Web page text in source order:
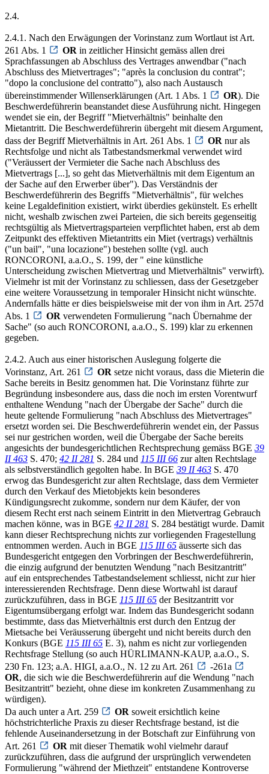
2.4.
2.4.1. Nach den Erwägungen der Vorinstanz zum Wortlaut ist Art.
261 Abs. 1
OR in zeitlicher Hinsicht gemäss allen drei
Sprachfassungen ab Abschluss des Vertrages anwendbar ("nach
Abschluss des Mietvertrages"; "après la conclusion du contrat";
"dopo la conclusione del contratto"), also nach Austausch
übereinstimmender Willenserklärungen (Art. 1 Abs. 1
OR). Die
Beschwerdeführerin beanstandet diese Ausführung nicht. Hingegen
wendet sie ein, der Begriff "Mietverhältnis" beinhalte den
Mietantritt. Die Beschwerdeführerin übergeht mit diesem Argument,
dass der Begriff Mietverhältnis in Art. 261 Abs. 1
OR nur als
Rechtsfolge und nicht als Tatbestandsmerkmal verwendet wird
("Veräussert der Vermieter die Sache nach Abschluss des
Mietvertrags [...], so geht das Mietverhältnis mit dem Eigentum an
der Sache auf den Erwerber über"). Das Verständnis der
Beschwerdeführerin des Begriffs "Mietverhältnis", für welches
keine Legaldefinition existiert, wirkt überdies gekünstelt. Es erhellt
nicht, weshalb zwischen zwei Parteien, die sich bereits gegenseitig
rechtsgültig als Mietvertragsparteien verpflichtet haben, erst ab dem
Zeitpunkt des effektiven Mietantritts ein Miet (vertrags) verhältnis
("un bail", "una locazione") bestehen sollte (vgl. auch
RONCORONI, a.a.O., S. 199, der " eine künstliche
Unterscheidung zwischen Mietvertrag und Mietverhältnis" verwirft).
Vielmehr ist mit der Vorinstanz zu schliessen, dass der Gesetzgeber
eine weitere Voraussetzung in temporaler Hinsicht nicht wünschte.
Andernfalls hätte er dies beispielsweise mit der von ihm in Art. 257d
Abs. 1
OR verwendeten Formulierung "nach Übernahme der
Sache" (so auch RONCORONI, a.a.O., S. 199) klar zu erkennen
gegeben.
2.4.2. Auch aus einer historischen Auslegung folgerte die
Vorinstanz, Art. 261
OR setze nicht voraus, dass die Mieterin die
Sache bereits in Besitz genommen hat. Die Vorinstanz führte zur
Begründung insbesondere aus, dass die noch im ersten Vorentwurf
enthaltene Wendung "nach der Übergabe der Sache" durch die
heute geltende Formulierung "nach Abschluss des Mietvertrages"
ersetzt worden sei. Die Beschwerdeführerin wendet ein, der Passus
sei nur gestrichen worden, weil die Übergabe der Sache bereits
angesichts der bundesgerichtlichen Rechtsprechung gemäss BGE 39
II 463 S. 470; 42 II 281 S. 284 und 115 III 66 zur alten Rechtslage
als selbstverständlich gegolten habe. In BGE 39 II 463 S. 470
erwog das Bundesgericht zur alten Rechtslage, dass dem Vermieter
durch den Verkauf des Mietobjekts kein besonderes
Kündigungsrecht zukomme, sondern nur dem Käufer, der von
diesem Recht erst nach seinem Eintritt in den Mietvertrag Gebrauch
machen könne, was in BGE 42 II 281 S. 284 bestätigt wurde. Damit
kann dieser Rechtsprechung nichts zur vorliegenden Fragestellung
entnommen werden. Auch in BGE 115 III 65 äusserte sich das
Bundesgericht entgegen den Vorbringen der Beschwerdeführerin,
die einzig aufgrund der benutzten Wendung "nach Besitzantritt"
auf ein entsprechendes Tatbestandselement schliesst, nicht zur hier
interessierenden Rechtsfrage. Denn diese Wortwahl ist darauf
zurückzuführen, dass in BGE 115 III 65 der Besitzantritt vor
Eigentumsübergang erfolgt war. Indem das Bundesgericht sodann
bestimmte, dass das Mietverhältnis erst durch den Entzug der
Mietsache bei Veräusserung übergeht und nicht bereits durch den
Konkurs (BGE 115 III 65 E. 3), nahm es nicht zur vorliegenden
Rechtsfrage Stellung (so auch HÜRLIMANN-KAUP, a.a.O., S.
230 Fn. 123; a.A. HIGI, a.a.O., N. 12 zu Art. 261
-261a
OR, die sich wie die Beschwerdeführerin auf die Wendung "nach
Besitzantritt" bezieht, ohne diese im konkreten Zusammenhang zu
würdigen).
Da auch unter a Art. 259
OR soweit ersichtlich keine
höchstrichterliche Praxis zu dieser Rechtsfrage bestand, ist die
fehlende Auseinandersetzung in der Botschaft zur Einführung von
Art. 261
OR mit dieser Thematik wohl vielmehr darauf
zurückzuführen, dass die aufgrund der ursprünglich verwendeten
Formulierung "während der Miethzeit" entstandene Kontroverse